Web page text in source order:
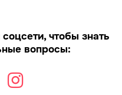
чтобы знать
вопросы: